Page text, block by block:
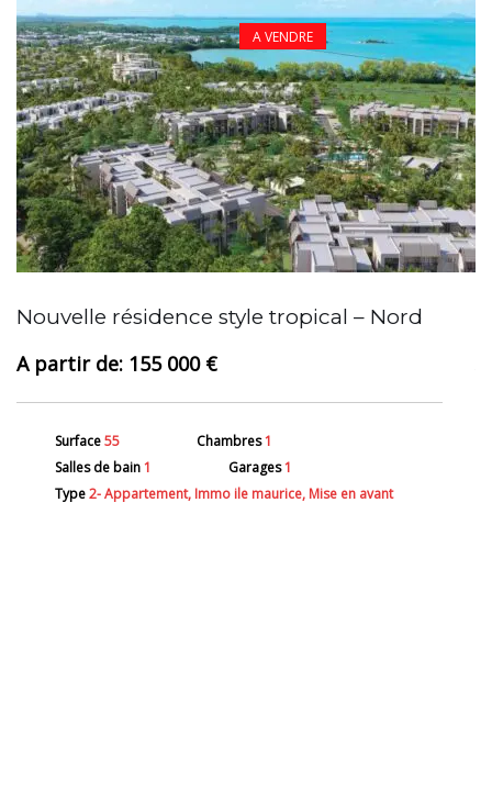
Nouvelle résidence style tropical – Nord
155 000 €
A VENDRE
Surface55 Chambres1
Salles de bain1 Garages1
Type2- Appartement, Immo ile maurice, Mise en avant